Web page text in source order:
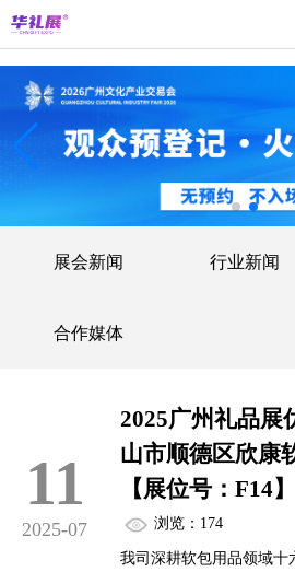
首
会
中
众
活
展会新闻 行业新闻
合作媒体
11
2025-07
2025广州礼品展
山市顺德区欣康
【展位号：F14】
浏览：174
我司深耕软包用品领域十